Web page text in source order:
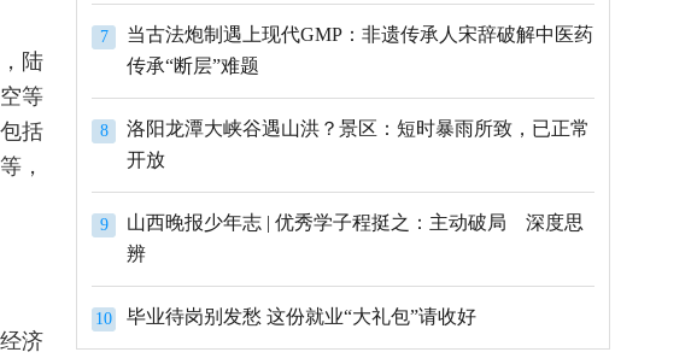
陆
等
括
，
济
7
当古法炮制遇上现代GMP：非遗传承人宋辞破解中医药
传承“断层”难题
8
洛阳龙潭大峡谷遇山洪？景区：短时暴雨所致，已正常
开放
9
山西晚报少年志 | 优秀学子程挺之：主动破局 深度思
辨
10 毕业待岗别发愁 这份就业“大礼包”请收好